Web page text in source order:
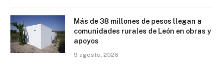
Más de 38 millones de pesos llegan a
comunidades rurales de León en obras y
apoyos
9 agosto, 2026